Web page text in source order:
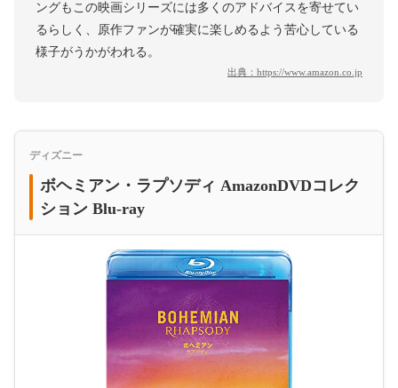
ングもこの映画シリーズには多くのアドバイスを寄せてい
るらしく、原作ファンが確実に楽しめるよう苦心している
様子がうかがわれる。
出典： https://www.amazon.co.jp
ディズニー
ボヘミアン・ラプソディ AmazonDVDコレク
ション Blu-ray